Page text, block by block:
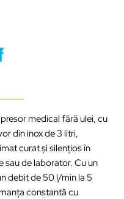
medical fără ulei, cu
din inox de 3 litri,
curat și silențios în
de laborator. Cu un
debit de 50 l/min la 5
constantă cu